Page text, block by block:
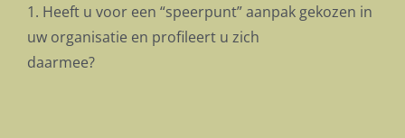
1. Heeft u voor een “speerpunt” aanpak gekozen in
uw organisatie en profileert u zich
daarmee?